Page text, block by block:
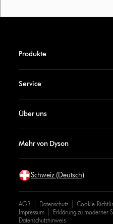
Produkte
Service
Über uns
Mehr von Dyson
Schweiz (Deutsch)
AGB Datenschutz Cookie-
Impressum
Erklärung zu moderner
Datenschutzhinweis